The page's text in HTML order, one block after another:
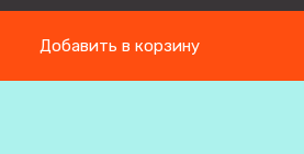
Добавить в корзину